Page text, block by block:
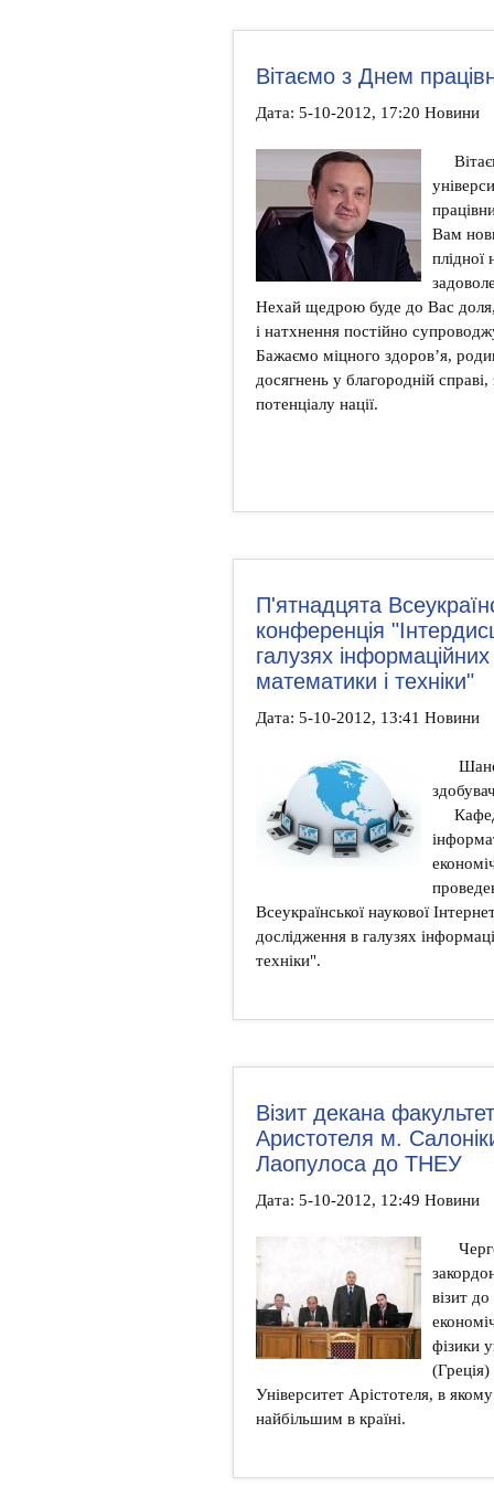
Вітаємо з Днем
Дата: 5-10-2012, 17:20 Новини
Вам
плідної
Нехай щедрою буде до Вас
і натхнення постійно
Бажаємо міцного здоров’я,
досягнень у благородній
потенціалу нації.
П'ятнадцята
конференція
галузях
математики і техніки"
Дата: 5-10-2012, 13:41 Новини
Всеукраїнської наукової
дослідження в галузях
техніки".
Візит декана
Аристотеля м.
Лаопулоса до ТНЕУ
Дата: 5-10-2012, 12:49 Новини
візит
фізики
Університет Арістотеля, в
найбільшим в країні.